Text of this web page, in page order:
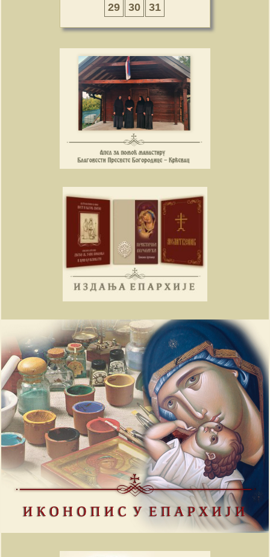
29
30 31